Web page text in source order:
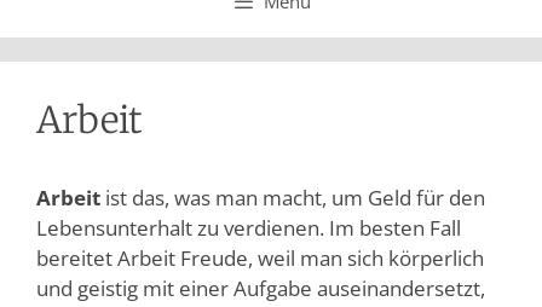
Arbeit
Arbeit ist das, was man macht, um Geld für den
Lebensunterhalt zu verdienen. Im besten Fall
bereitet Arbeit Freude, weil man sich körperlich
und geistig mit einer Aufgabe auseinandersetzt,